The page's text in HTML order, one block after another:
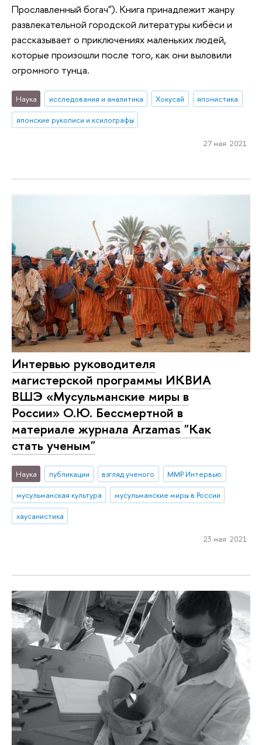
Прославленный богач"). Книга принадлежит жанру
развлекательной городской литературы кибёси и
рассказывает о приключениях маленьких людей,
которые произошли после того, как они выловили
огромного тунца.
Наука исследования и аналитика Хокусай
японистика
японские рукописи и ксилографы
27 мая 2021
Интервью руководителя
магистерской программы ИКВИА
ВШЭ «Мусульманские миры в
России» О.Ю. Бессмертной в
материале журнала Arzamas "Как
стать ученым"
Наука публикации взгляд ученого
ММР Интервью
мусульманская культура
мусульманские миры в России
хаусанистика
23 мая 2021